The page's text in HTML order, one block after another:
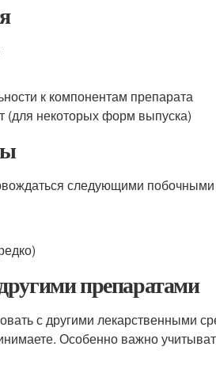
к компонентам препарата
(для некоторых форм выпуска)
следующими
препаратами
с другими лекарственными
Особенно важно